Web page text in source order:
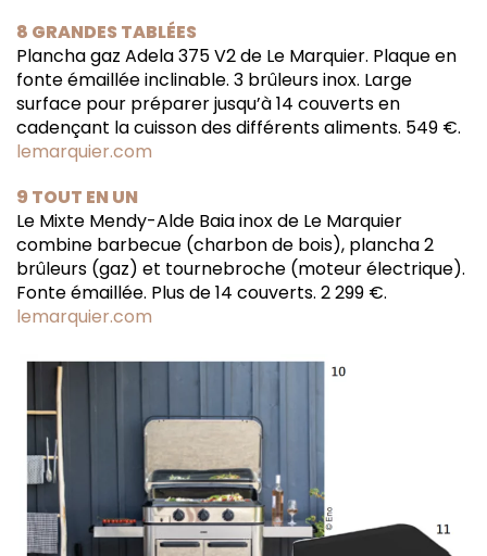
8 GRANDES TABLÉES
Plancha gaz Adela 375 V2 de Le Marquier. Plaque en
fonte émaillée inclinable. 3 brûleurs inox. Large
surface pour préparer jusqu’à 14 couverts en
cadençant la cuisson des différents aliments. 549 €.
lemarquier.com
9 TOUT EN UN
Le Mixte Mendy-Alde Baia inox de Le Marquier
combine barbecue (charbon de bois), plancha 2
brûleurs (gaz) et tournebroche (moteur électrique).
Fonte émaillée. Plus de 14 couverts. 2 299 €.
lemarquier.com